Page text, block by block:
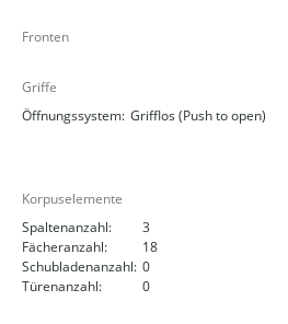
Fronten
Griffe
Öffnungssystem: Grifflos (Push to open)
Korpuselemente
Spaltenanzahl:
3
Fächeranzahl:
18
Schubladenanzahl: 0
Türenanzahl:
0